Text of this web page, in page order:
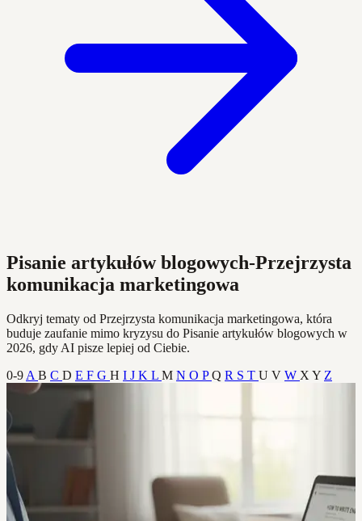
Pisanie artykułów blogowych-Przejrzysta
komunikacja marketingowa
Odkryj tematy od Przejrzysta komunikacja marketingowa, która
buduje zaufanie mimo kryzysu do Pisanie artykułów blogowych w
2026, gdy AI pisze lepiej od Ciebie.
0-9 A B C D E F G H I J K L M N O PQ R S T U V W X Y Z